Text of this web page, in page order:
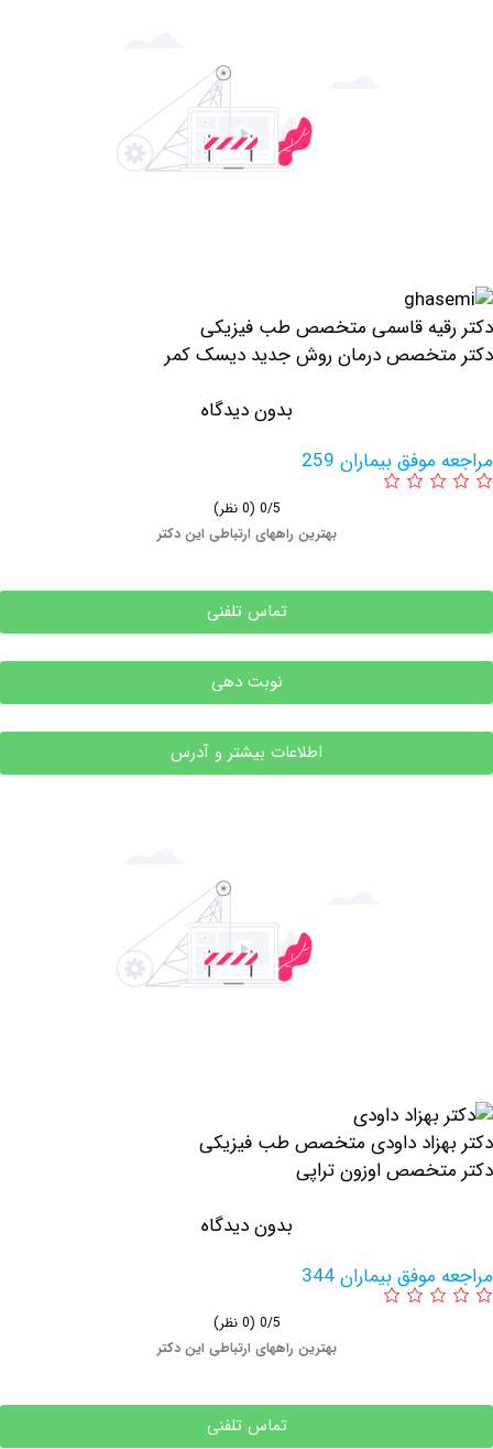
قاسمی متخصص طب فیزیکی
درمان روش جدید دیسک کمر
بدون دیدگاه
بیماران 259
بهترین راههای ارتباطی این دکتر
تماس تلفنی
نوبت دهی
اطلاعات بیشتر و آدرس
داودی متخصص طب فیزیکی
اوزون تراپی
بدون دیدگاه
بیماران 344
بهترین راههای ارتباطی این دکتر
تماس تلفنی